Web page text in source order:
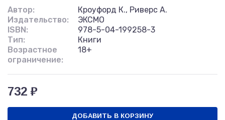
Автор:
Кроуфорд К., Риверс А.
Издательство:
ЭКСМО
ISBN:
978-5-04-199258-3
Тип:
Книги
Возрастное
ограничение:
18+
732 ₽
ДОБАВИТЬ В КОРЗИНУ